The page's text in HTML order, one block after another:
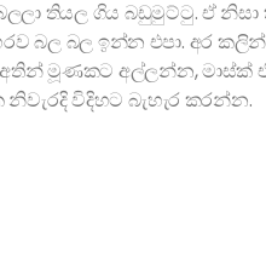
තියල ගිය බඩුමුට්ටු. ඒ නිසා
බල බල ඉන්න එපා. අර
අතින් මූණකට අල්ලන්න,
විදිහට බැහැර කරන්න.